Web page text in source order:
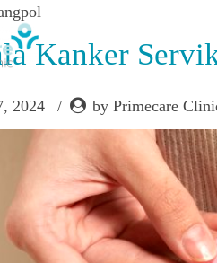
Kanker
2024 by Primecare